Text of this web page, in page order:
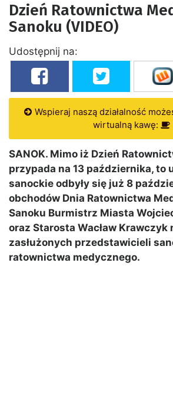
Dzień Ratownictwa
Sanoku (VIDEO)
Udostępnij na:
Wspieraj naszą działalność
wirtualną kawę:
SANOK. Mimo iż Dzień
przypada na 13 października, to
sanockie odbyły się już 8
obchodów Dnia Ratownictwa
Sanoku Burmistrz Miasta
oraz Starosta Wacław Krawczyk
zasłużonych przedstawicieli
ratownictwa medycznego.